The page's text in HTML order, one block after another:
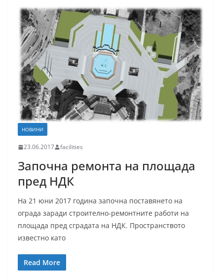
НОВИНИ
23.06.2017 facilities
Започна ремонта на площада
пред НДК
На 21 юни 2017 година започна поставянето на
ограда заради строително-ремонтните работи на
площада пред сградата на НДК. Пространството
известно като
Read More